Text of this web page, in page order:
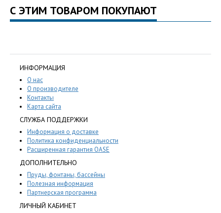
С ЭТИМ ТОВАРОМ ПОКУПАЮТ
ИНФОРМАЦИЯ
О нас
О производителе
Контакты
Карта сайта
СЛУЖБА ПОДДЕРЖКИ
Информация о доставке
Политика конфиденциальности
Расширенная гарантия OASE
ДОПОЛНИТЕЛЬНО
Пруды, фонтаны, бассейны
Полезная информация
Партнерская программа
ЛИЧНЫЙ КАБИНЕТ